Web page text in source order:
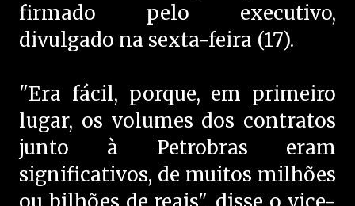
firmado pelo executivo,
divulgado na sexta-feira (17).
"Era fácil, porque, em primeiro
lugar, os volumes dos contratos
junto à Petrobras eram
significativos, de muitos milhões